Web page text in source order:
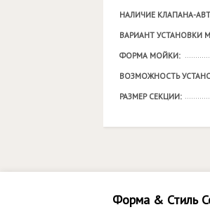
НАЛИЧИЕ КЛАПАНА-
ВАРИАНТ УСТАНОВКИ
ФОРМА МОЙКИ:
ВОЗМОЖНОСТЬ
РАЗМЕР СЕКЦИИ:
Форма & Стиль